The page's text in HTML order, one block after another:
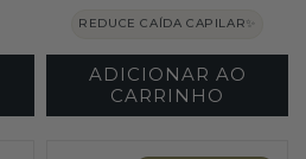
REDUCE CAÍDA CAPILAR✨
ADICIONAR AO
CARRINHO